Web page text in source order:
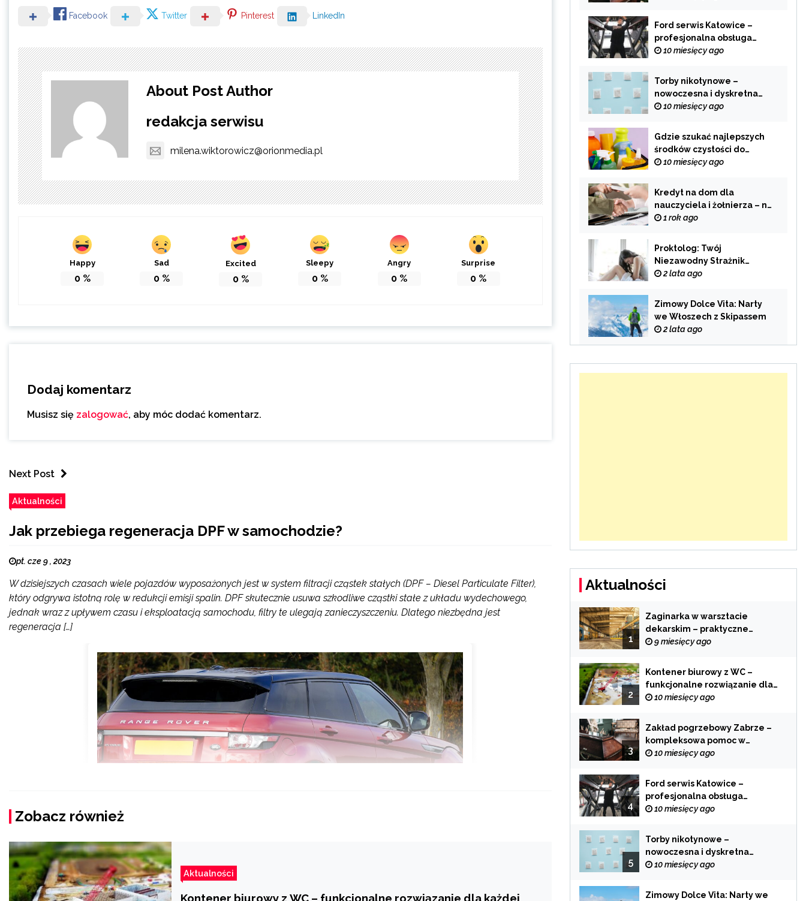
Facebook Twitter Pinterest LinkedIn
About Post Author
redakcja serwisu
milena.wiktorowicz@orionmedia.pl
Happy
0%
Sad
0%
Excited
0%
Sleepy
0%
Angry
0 %
Surprise
0 %
Dodaj komentarz
Musisz się zalogować, aby móc dodać komentarz.
Next Post
Aktualności
Jak przebiega regeneracja DPF w samochodzie?
pt. cze 9 , 2023
W dzisiejszych czasach wiele pojazdów wyposażonych jest w system filtracji cząstek stałych (DPF – Diesel Particulate Filter),
który odgrywa istotną rolę w redukcji emisji spalin. DPF skutecznie usuwa szkodliwe cząstki stałe z układu wydechowego,
jednak wraz z upływem czasu i eksploatacją samochodu, filtry te ulegają zanieczyszczeniu. Dlatego niezbędna jest
regeneracja […]
Zobacz również
Aktualności
Kontener biurowy z WC – funkcjonalne rozwiązanie dla każdej
Ford serwis Katowice –
profesjonalna obsługa
Twojego samochodu
10 miesięcy ago
Torby nikotynowe –
nowoczesna i dyskretna
alternatywa dla
10 miesięcy ago
Gdzie szukać najlepszych
środków czystości do
swojego domu?
10 miesięcy ago
Kredyt na dom dla
nauczyciela i żołnierza – na
co zwrócić uwagę przy
1 rok ago
Proktolog: Twój
Niezawodny Strażnik
Zdrowia Układu
2 lata ago
Zimowy Dolce Vita: Narty
we Włoszech z Skipassem
2 lata ago
Aktualności
1
Zaginarka w warsztacie
dekarskim – praktyczne
zastosowania
9 miesięcy ago
2
Kontener biurowy z WC –
funkcjonalne rozwiązanie dla
każdej branży
10 miesięcy ago
3
Zakład pogrzebowy Zabrze –
kompleksowa pomoc w
trudnych chwilach
10 miesięcy ago
4
Ford serwis Katowice –
profesjonalna obsługa
Twojego samochodu
10 miesięcy ago
5
Torby nikotynowe –
nowoczesna i dyskretna
alternatywa dla tradycyjnego
10 miesięcy ago
Zimowy Dolce Vita: Narty we